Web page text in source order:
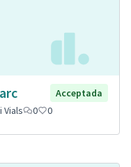
Acceptada
Vials 0 0